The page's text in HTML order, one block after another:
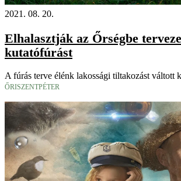
2021. 08. 20.
Elhalasztják az Őrségbe
kutatófúrást
A fúrás terve élénk lakossági tiltakozást váltott
ŐRISZENTPÉTER